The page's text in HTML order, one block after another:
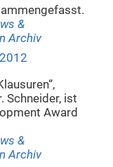
&
Archiv
Schneider, ist
Award
&
Archiv